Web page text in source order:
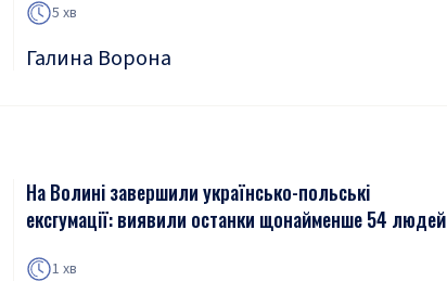
5 хв
Галина Ворона
На Волині завершили українсько-польські
ексгумації: виявили останки щонайменше 54 людей
1 хв